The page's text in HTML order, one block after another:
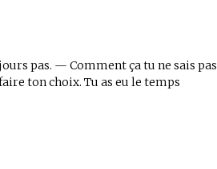
pas. — Comment ça tu ne sais pas
ton choix. Tu as eu le temps